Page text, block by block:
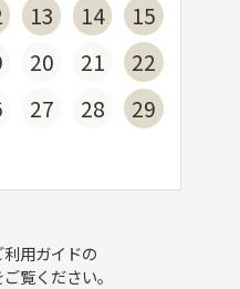
13 14
15
20 21
22
27 28
29
用ガイドの
ご覧ください。